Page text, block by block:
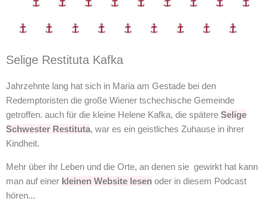
Selige Restituta Kafka
Jahrzehnte lang hat sich in Maria am Gestade bei den
Redemptoristen die große Wiener tschechische Gemeinde
getroffen. auch für die kleine Helene Kafka, die spätere Selige
Schwester Restituta, war es ein geistliches Zuhause in ihrer
Kindheit.
Mehr über ihr Leben und die Orte, an denen sie gewirkt hat kann
man auf einer kleinen Website lesen oder in diesem Podcast
hören...